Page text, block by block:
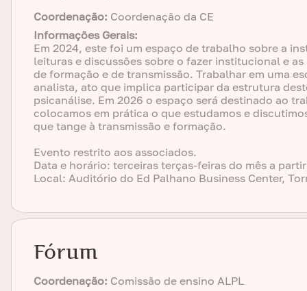
Coordenação: Coordenação da CE
Informações Gerais:
Em 2024, este foi um espaço de trabalho sobre a
leituras e discussões sobre o fazer institucional e
de formação e de transmissão. Trabalhar em uma
analista, ato que implica participar da estrutura
psicanálise. Em 2026 o espaço será destinado ao
colocamos em prática o que estudamos e
que tange à transmissão e formação.
Evento restrito aos associados.
Data e horário: terceiras terças-feiras do mês a
Local: Auditório do Ed Palhano Business Center,
Fórum
Coordenação: Comissão de ensino ALPL